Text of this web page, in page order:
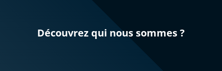
Découvrez qui nous sommes ?